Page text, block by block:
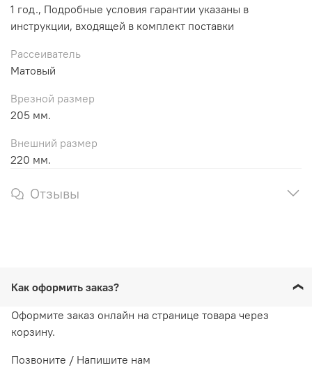
1 год., Подробные условия гарантии указаны в
инструкции, входящей в комплект поставки
Рассеиватель
Матовый
Врезной размер
205 мм.
Внешний размер
220 мм.
Отзывы
Как оформить заказ?
Оформите заказ онлайн на странице товара через
корзину.
Позвоните / Напишите нам